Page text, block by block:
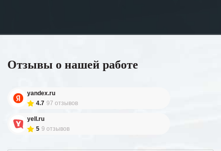
Отзывы о нашей работе
yandex.ru
4.7 97 отзывов
yell.ru
5 9 отзывов